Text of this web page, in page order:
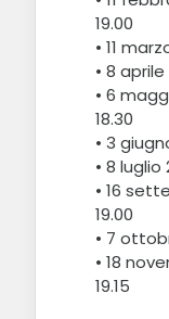
19.00
• 11
• 8
• 6
18.30
• 3
• 8 luglio
• 16
19.00
• 7
• 18
19.15